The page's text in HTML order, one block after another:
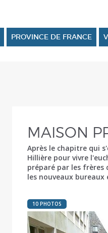
PROVINCE DE FRANCE
MAISON
Après le chapitre qui
Hillière pour vivre
préparé par les
les nouveaux
10 PHOTOS